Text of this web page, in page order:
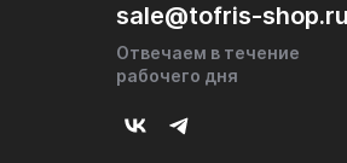
автомобили
выхлопные системы
sale@tofris-shop.ru
Отвечаем в течение
рабочего дня